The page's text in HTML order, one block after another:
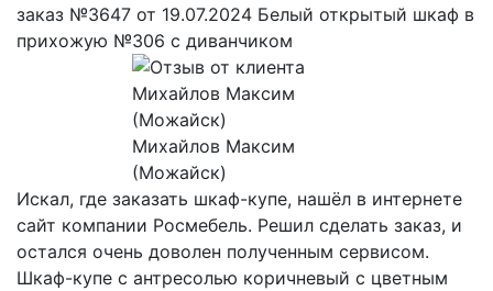
заказ №3647 от 19.07.2024 Белый открытый шкаф в
прихожую №306 с диванчиком
Михайлов Максим
(Можайск)
Искал, где заказать шкаф-купе, нашёл в интернете
сайт компании Росмебель. Решил сделать заказ, и
остался очень доволен полученным сервисом.
Шкаф-купе с антресолью коричневый с цветным